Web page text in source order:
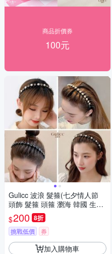
商品折價券
100元
Gulicc 波浪 髮箍(七夕情人節
頭飾 髮箍 頭箍 瀏海 韓國 生日
禮物 )
$200 8折
挑戰低價 券
加入購物車